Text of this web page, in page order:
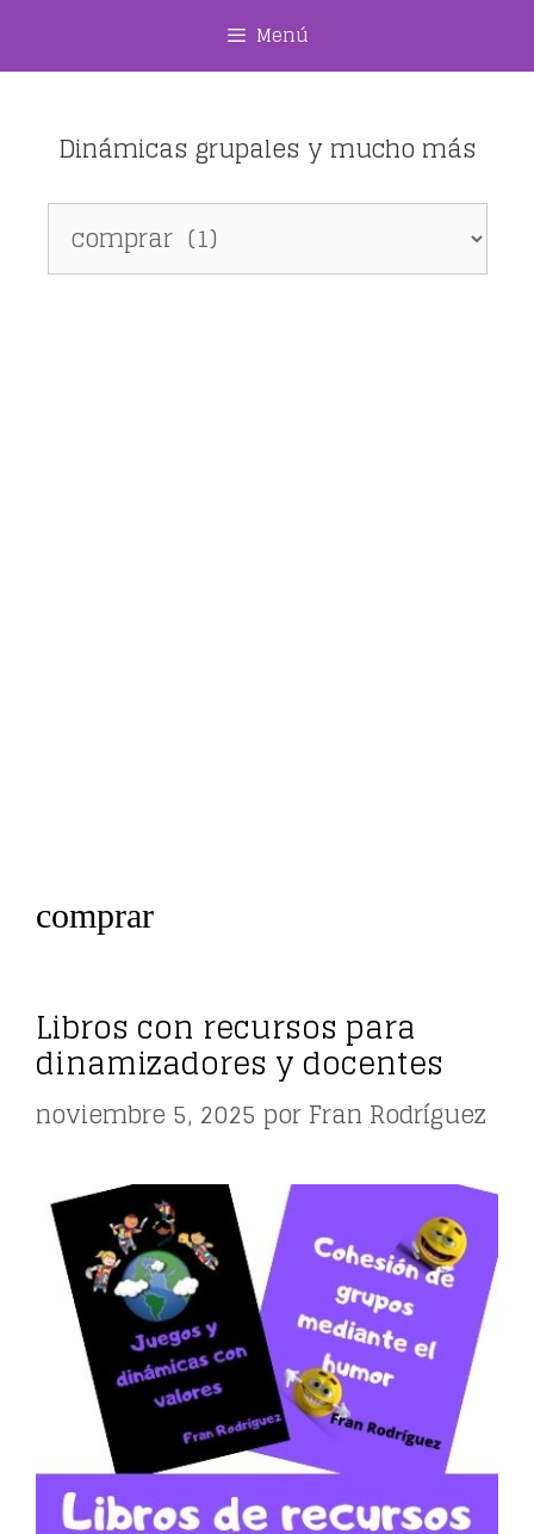
Menú
Dinámicas grupales y mucho más
grupales
comprar
Libros con recursos para
dinamizadores y docentes
noviembre 5, 2025 porFran Rodríguez